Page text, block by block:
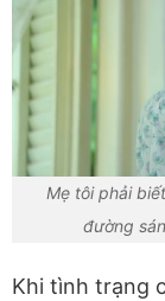
Mẹ tôi phải
đường
Khi tình trạng